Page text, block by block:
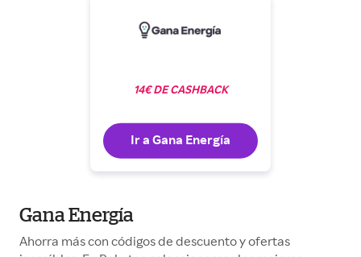
14€ DE CASHBACK
Ir a Gana Energía
Gana Energía
Ahorra más con códigos de descuento y ofertas